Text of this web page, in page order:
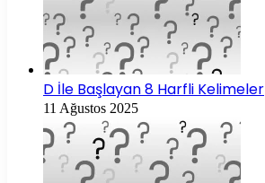
D İle Başlayan 8 Harfli Kelimeler
11 Ağustos 2025